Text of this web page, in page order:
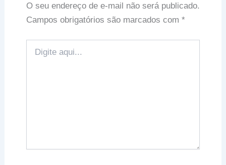
O seu endereço de e-mail não será publicado.
Campos obrigatórios são marcados com *
aqui...